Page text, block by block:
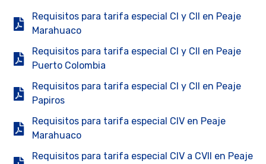
Requisitos para tarifa especial CI y CII en Peaje
Marahuaco
Requisitos para tarifa especial CI y CII en Peaje
Puerto Colombia
Requisitos para tarifa especial CI y CII en Peaje
Papiros
Requisitos para tarifa especial CIV en Peaje
Marahuaco
Requisitos para tarifa especial CIV a CVII en Peaje